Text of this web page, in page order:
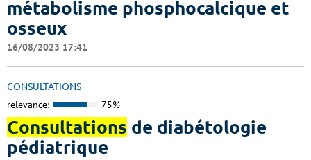
métabolisme phosphocalcique et
osseux
16/08/2023 17:41
CONSULTATIONS
relevance: 75%
Consultations de diabétologie
pédiatrique